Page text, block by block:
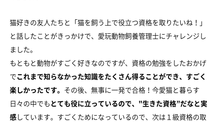
猫好きの友人たちと「猫を飼う上で役立つ資格を取りたいね！」
と話したことがきっかけで、愛玩動物飼養管理士にチャレンジし
ました。
もともと動物がすごく好きなのですが、資格の勉強をしたおかげ
でこれまで知らなかった知識をたくさん得ることができ、すごく
楽しかったです。 その後、無事に一発で合格！今愛猫と暮らす
日々の中でも とても役に立っているので、"生きた資格”だなと実
感しています。すごくためになっているので、次は１級資格の取